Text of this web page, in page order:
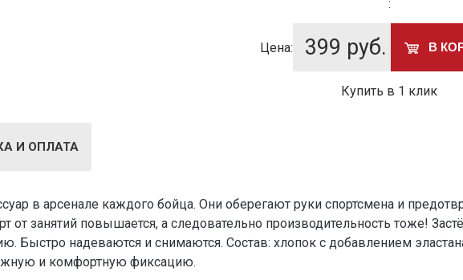
:
Цена: 399 руб. В
Купить в 1 клик
И ОПЛАТА
в арсенале каждого бойца. Они оберегают руки спортсмена и
от занятий повышается, а следовательно производительность тоже!
Быстро надеваются и снимаются. Состав: хлопок с добавлением
и комфортную фиксацию.